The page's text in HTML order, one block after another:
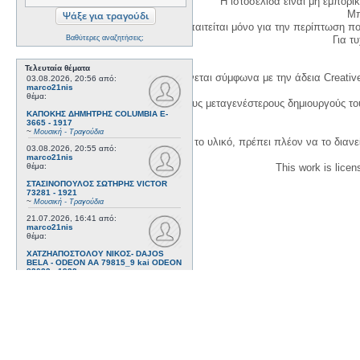
Βαθύτερες αναζητήσεις;
Τελευταία θέματα
03.08.2026, 20:56 από:
marco21nis
θέμα:
ΚΑΠΟΚΗΣ ΔΗΜΗΤΡΗΣ COLUMBIA E-
3665 - 1917
~ Μουσική - Τραγούδια
03.08.2026, 20:55 από:
marco21nis
θέμα:
ΣΤΑΣΙΝΟΠΟΥΛΟΣ ΣΩΤΗΡΗΣ VICTOR
73281 - 1921
~ Μουσική - Τραγούδια
21.07.2026, 16:41 από:
marco21nis
θέμα:
ΧΑΤΖΗΑΠΟΣΤΟΛΟΥ ΝΙΚΟΣ- DAJOS
BELA - ODEON AA 79815_9 kai ODEON
82022 - 1922
Η δημιουργία λογαριασμού απαιτείται μόνο για την περίπτωση
Για
Η χρήση του υλικού της σελίδας γίνεται σύμφωνα με την άδεια
1. Να αναφέρετε τον αρχικό και τους μεταγενέστερους δημιουργούς
3. Αν διασκευάσετε με κάθε τρόπο το υλικό, πρέπει πλέον να το
This work is